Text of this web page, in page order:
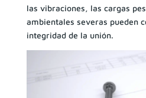
las vibraciones, las cargas
ambientales severas pueden
integridad de la unión.